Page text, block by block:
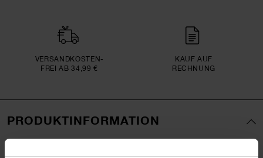
VERSAND­KOSTEN­
FREI AB 34,99 €
KAUF AUF
RECHNUNG
PRODUKTINFORMATION